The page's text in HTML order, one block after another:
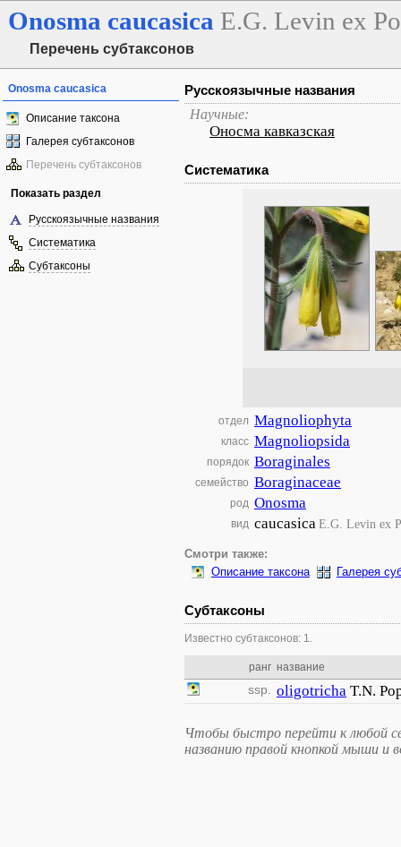
Onosma caucasica E.G. Levin ex
Перечень субтаксонов
Onosma caucasica
Описание таксона
Галерея субтаксонов
Перечень субтаксонов
Показать раздел
Русскоязычные названия
Систематика
Субтаксоны
Русскоязычные названия
Научные:
Оносма кавказская
Систематика
отдел Magnoliophyta
класс Magnoliopsida
порядок Boraginales
семейство Boraginaceae
род Onosma
вид caucasicaE.G. Levin ex
Смотри также:
Описание таксона
Галерея
Субтаксоны
Известно субтаксонов: 1.
ранг название
ssp. oligotricha T.N.
Чтобы быстро перейти к любой
названию правой кнопкой мыши и